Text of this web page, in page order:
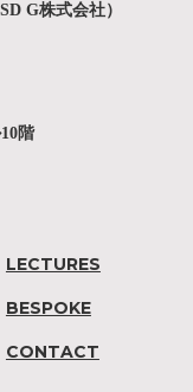
G株式会社）
階
LECTURES
BESPOKE
CONTACT